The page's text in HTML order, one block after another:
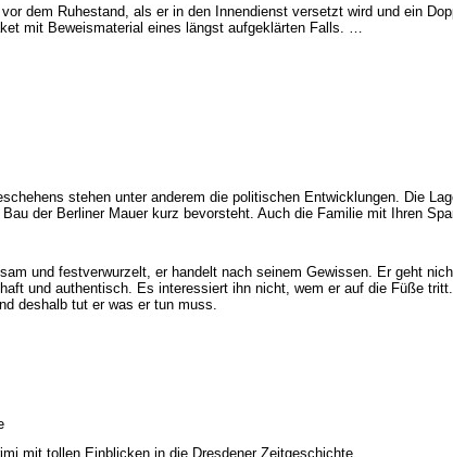
dem Ruhestand, als er in den Innendienst versetzt wird und ein
mit Beweismaterial eines längst aufgeklärten Falls. …
stehen unter anderem die politischen Entwicklungen. Die
der Berliner Mauer kurz bevorsteht. Auch die Familie mit Ihren
und festverwurzelt, er handelt nach seinem Gewissen. Er geht
und authentisch. Es interessiert ihn nicht, wem er auf die Füße
deshalb tut er was er tun muss.
mit tollen Einblicken in die Dresdener Zeitgeschichte.